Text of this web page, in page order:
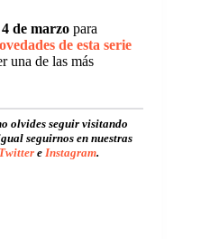
de marzo para
de esta serie
una de las más
olvides seguir visitando
seguirnos en nuestras
Twitter eInstagram.